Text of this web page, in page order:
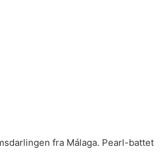
fra Málaga. Pearl-battet